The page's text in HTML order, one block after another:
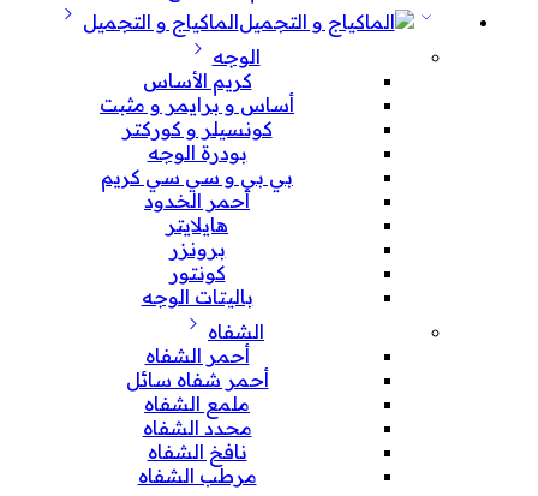
الماكياج و التجميل
الوجه
كريم الأساس
أساس و برايمر و مثبت
كونسيلر و كوركتر
بودرة الوجه
بي بي و سي سي كريم
أحمر الخدود
هايلايتر
برونزر
كونتور
باليتات الوجه
الشفاه
أحمر الشفاه
أحمر شفاه سائل
ملمع الشفاه
محدد الشفاه
نافخ الشفاه
مرطب الشفاه